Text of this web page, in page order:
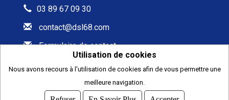
03 89 67 09 30
contact@dsl68.com
Formulaire de contact
2026
© COMITI -CGVU
Utilisation de cookies
Nous avons recours à l'utilisation de cookies afin de vous permettre une
meilleure navigation.